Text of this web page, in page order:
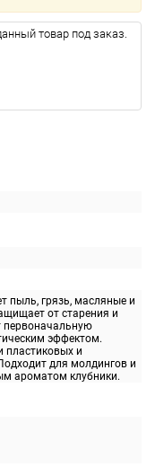
пыль, грязь, масляные и
от старения и
первоначальную
эффектом.
пластиковых и
для молдингов и
ароматом клубники.
товар под заказ.